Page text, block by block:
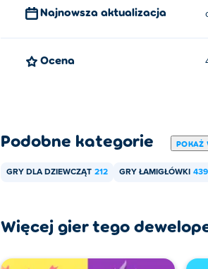
Najnowsza aktualizacja
Ocena
Podobne kategorie POKAŻ
GRY DLA DZIEWCZĄT 212 GRY ŁAMIGŁÓWKI 439
Więcej gier tego